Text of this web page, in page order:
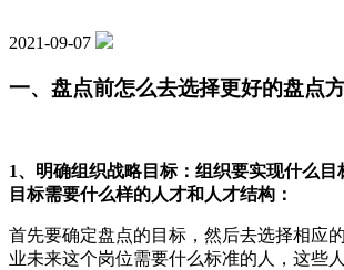
2021-09-07
一、盘点前怎么去选择更好的盘点
1、明确组织战略目标：组织要实现什么
目标需要什么样的人才和人才结构：
首先要确定盘点的目标，然后去选择相应
业未来这个岗位需要什么标准的人，这些